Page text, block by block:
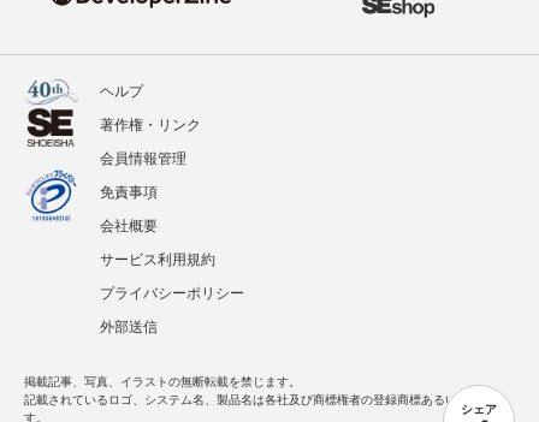
シェア
ヘルプ
著作権・リンク
会員情報管理
免責事項
会社概要
サービス利用規約
プライバシーポリシー
外部送信
掲載記事、写真、イラストの無断転載を禁じます。
記載されているロゴ、システム名、製品名は各社及び商標権者の登録商標あるいは商標で
す。